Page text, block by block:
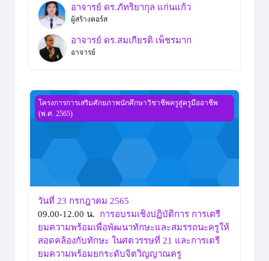
อาจารย์ ดร.ภัทริยากุล แก่นแก้ว
ผู้สร้างคอร์ส
อาจารย์ ดร.สมเกียรติ เพ็ชรมาก
อาจารย์
วันที่ 23 กรกฎาคม 2565
โครงการการเสริมศักยภาพนักศึกษาวิชาชีพครูสู่ครูมืออาชีพ
(พ.ศ. 2565)
วันที่ 23 กรกฎาคม 2565
09.00-12.00 น. การอบรมเชิงปฏิบัติการ การเตรี
ยมความพร้อมเพื่อพัฒนาทักษะและสมรรถนะครูให้
สอดคล้องกับทักษะ ในศตวรรษที่ 21 และการเตรี
ยมความพร้อมยกระดับจิตวิญญาณครู